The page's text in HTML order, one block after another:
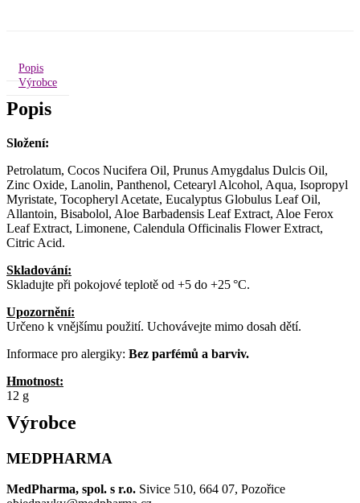
Popis
Výrobce
Popis
Složení:
Petrolatum, Cocos Nucifera Oil, Prunus Amygdalus Dulcis Oil,
Zinc Oxide, Lanolin, Panthenol, Cetearyl Alcohol, Aqua, Isopropyl
Myristate, Tocopheryl Acetate, Eucalyptus Globulus Leaf Oil,
Allantoin, Bisabolol, Aloe Barbadensis Leaf Extract, Aloe Ferox
Leaf Extract, Limonene, Calendula Officinalis Flower Extract,
Citric Acid.
Skladování:
Skladujte při pokojové teplotě od +5 do +25 °C.
Upozornění:
Určeno k vnějšímu použití. Uchovávejte mimo dosah dětí.
Informace pro alergiky: Bez parfémů a barviv.
Hmotnost:
12 g
Výrobce
MEDPHARMA
MedPharma, spol. s r.o. Sivice 510, 664 07, Pozořice